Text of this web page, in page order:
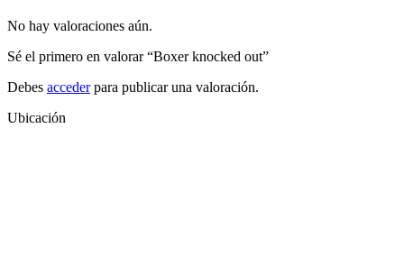
No hay valoraciones aún.
Sé el primero en valorar “Boxer knocked out”
Debes accederpara publicar una valoración.
Ubicación